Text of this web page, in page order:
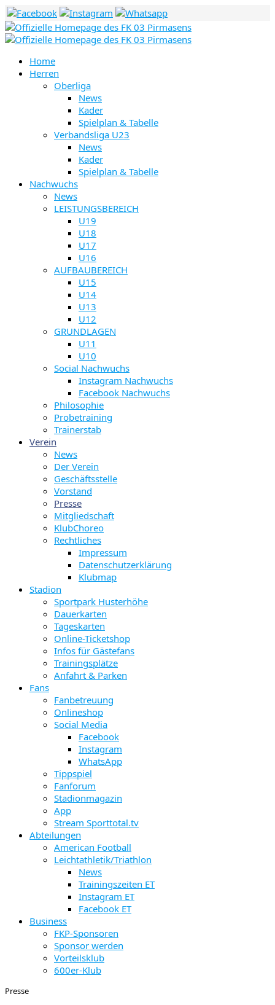
Home
Herren
Oberliga
News
Kader
Spielplan & Tabelle
Verbandsliga U23
News
Kader
Spielplan & Tabelle
Nachwuchs
News
LEISTUNGSBEREICH
U19
U18
U17
U16
AUFBAUBEREICH
U15
U14
U13
U12
GRUNDLAGEN
U11
U10
Social Nachwuchs
Instagram Nachwuchs
Facebook Nachwuchs
Philosophie
Probetraining
Trainerstab
Verein
News
Der Verein
Geschäftsstelle
Vorstand
Presse
Mitgliedschaft
KlubChoreo
Rechtliches
Impressum
Datenschutzerklärung
Klubmap
Stadion
Sportpark Husterhöhe
Dauerkarten
Tageskarten
Online-Ticketshop
Infos für Gästefans
Trainingsplätze
Anfahrt & Parken
Fans
Fanbetreuung
Onlineshop
Social Media
Facebook
Instagram
WhatsApp
Tippspiel
Fanforum
Stadionmagazin
App
Stream Sporttotal.tv
Abteilungen
American Football
Leichtathletik/Triathlon
News
Trainingszeiten ET
Instagram ET
Facebook ET
Business
FKP-Sponsoren
Sponsor werden
Vorteilsklub
600er-Klub
Presse